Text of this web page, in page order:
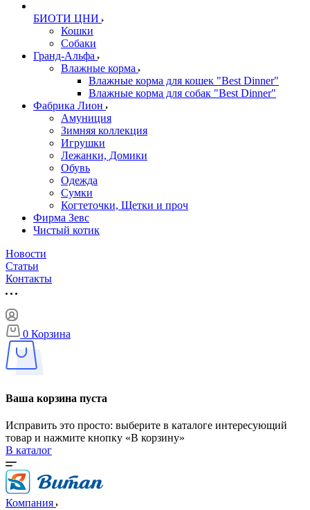
БИОТИ ЦНИ
Кошки
Собаки
Гранд-Альфа
Влажные корма
Влажные корма для кошек "Best Dinner"
Влажные корма для собак "Best Dinner"
Фабрика Лион
Амуниция
Зимняя коллекция
Игрушки
Лежанки, Домики
Обувь
Одежда
Сумки
Когтеточки, Щетки и проч
Фирма Зевс
Чистый котик
Новости
Статьи
Контакты
0 Корзина
Ваша корзина пуста
Исправить это просто: выберите в каталоге интересующий
товар и нажмите кнопку «В корзину»
В каталог
Компания